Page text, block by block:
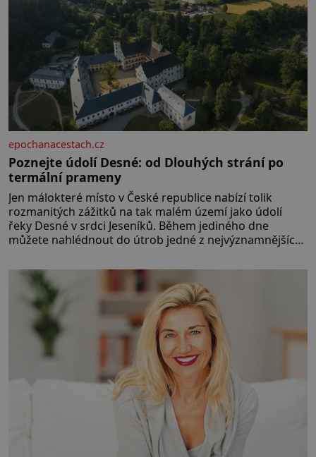
epochanacestach.cz
Poznejte údolí Desné: od Dlouhých strání po
termální prameny
Jen málokteré místo v České republice nabízí tolik
rozmanitých zážitků na tak malém území jako údolí
řeky Desné v srdci Jeseníků. Během jediného dne
můžete nahlédnout do útrob jedné z nejvýznamnějších
hřebeny, projet se na koloběžce a den zakončit
poznáváním památek ve Velkých Losinách nebo v
termálním